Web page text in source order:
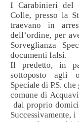
I Carabinieri del
Colle, presso la
traevano in
dell’ordine, per
Sorveglianza
documenti falsi.
Il predetto, in
sottoposto agli
Speciale di P.S.
comune di
dal proprio
Successivamente,